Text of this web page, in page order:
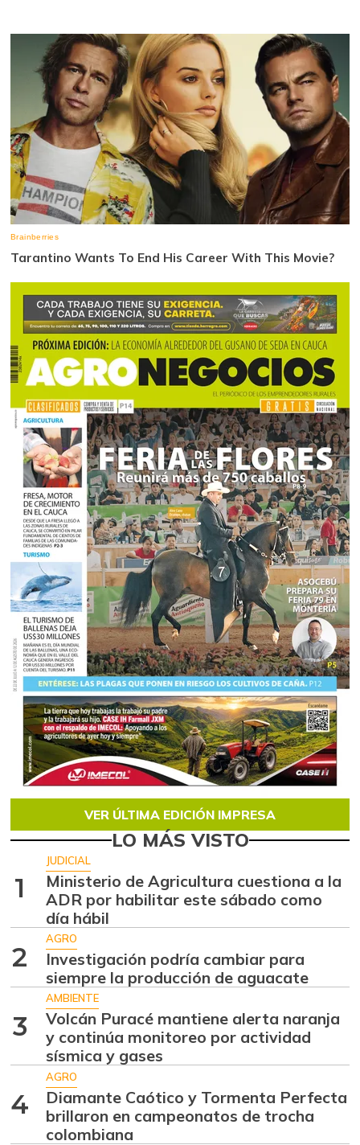
VER ÚLTIMA EDICIÓN IMPRESA
LO MÁS VISTO
1
JUDICIAL
Ministerio de Agricultura cuestiona a la
ADR por habilitar este sábado como
día hábil
2
AGRO
Investigación podría cambiar para
siempre la producción de aguacate
3
AMBIENTE
Volcán Puracé mantiene alerta naranja
y continúa monitoreo por actividad
sísmica y gases
4
AGRO
Diamante Caótico y Tormenta Perfecta
brillaron en campeonatos de trocha
colombiana